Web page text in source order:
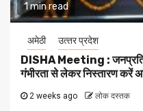
1 min read
अमेठी उत्‍तर प्रदेश
DISHA Meeting :
गंभीरता से लेकर निस्तारण करें
2 weeks ago लोक दस्तक